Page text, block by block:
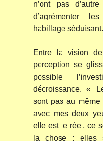
n’ont pas
d’agrémenter
habillage séduisant.
Entre la vision
perception se
possible
décroissance. «
sont pas au
avec mes deux
elle est le réel, ce
la chose : elles